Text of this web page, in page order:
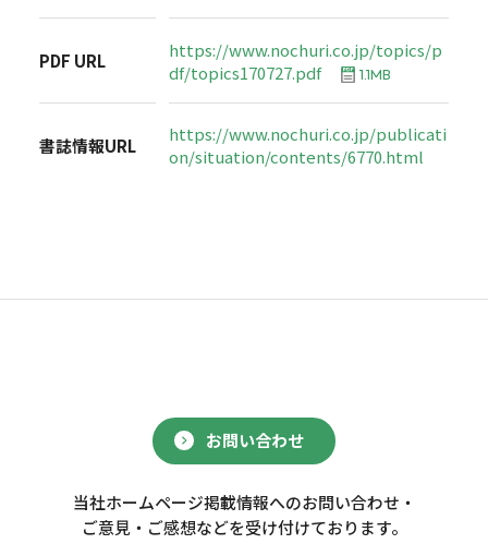
PDF URL
https://www.nochuri.co.jp/topics/p
df/topics170727.pdf
1.1MB
書誌情報URL
https://www.nochuri.co.jp/publicati
on/situation/contents/6770.html
お問い合わせ
当社ホームページ掲載情報へのお問い合わせ・
ご意見・ご感想などを受け付けております。